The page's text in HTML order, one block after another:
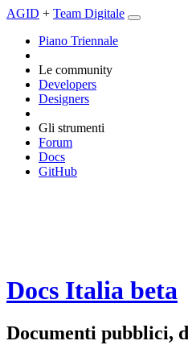
AGID + Team Digitale
Piano Triennale
Le community
Developers
Designers
Gli strumenti
Forum
Docs
GitHub
Docs Italia beta
Documenti pubblici,